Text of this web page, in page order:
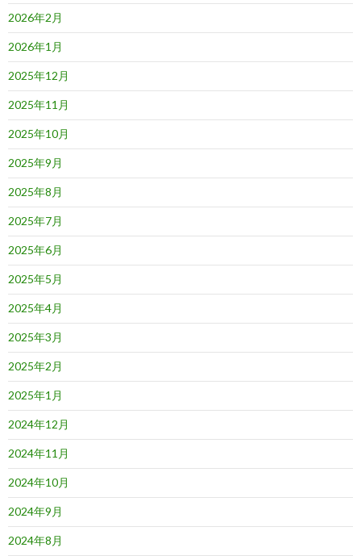
2026年2月
2026年1月
2025年12月
2025年11月
2025年10月
2025年9月
2025年8月
2025年7月
2025年6月
2025年5月
2025年4月
2025年3月
2025年2月
2025年1月
2024年12月
2024年11月
2024年10月
2024年9月
2024年8月